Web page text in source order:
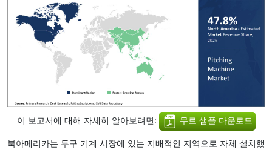
이 보고서에 대해 자세히 알아보려면:
무료 샘플 다운로드
북아메리카는 투구 기계 시장에 있는 지배적인 지역으로 자체 설치했